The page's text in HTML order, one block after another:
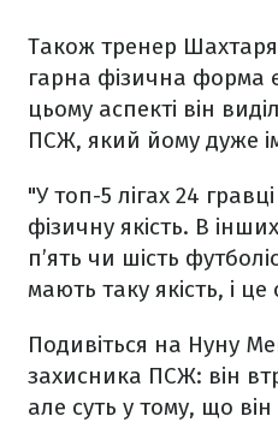
Також тренер
гарна фізична форма
цьому аспекті він
ПСЖ, який йому дуже
"У топ-5 лігах 24
фізичну якість. В
п’ять чи шість
мають таку якість, і
Подивіться на Нуну
захисника ПСЖ: він
але суть у тому, що він